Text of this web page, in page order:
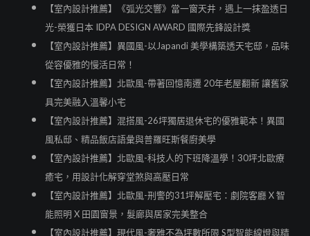
【室內設計推薦】《弧光交響》當一窗天井，遇上一抹盈透日
光-榮獲日本 IDPA DESIGN AWARD 國際先鋒設計獎
【室內設計推薦】異國風-以Japandi 美學構築透天宅邸，品味
從容優雅的慢活日常！
【室內設計推薦】北歐風-帶著回憶南遷 20年老屋翻新 讓舊家
具完美融入溫馨小宅
【室內設計推薦】混搭風-26坪獨居退休宅的優雅範本！異國
風私邸、精品飯店語彙與普羅旺斯餐廚美學
【室內設計推薦】北歐風-科技人的下班降溫學！30坪北歐療
癒宅，用設計化解穿堂煞與高壓日常
【室內設計推薦】北歐風-刑警的31坪解壓宅：劇院客廳 X 智
能照明 X 田園窗景，髮廊與居家完美整合
【室內設計推薦】現代風-奢雅不為坪數所限 S型智能線燈與精